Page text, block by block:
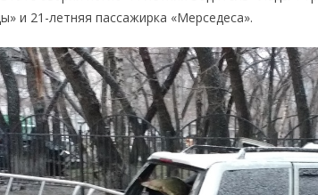
и 21-летняя пассажирка «Мерседеса».